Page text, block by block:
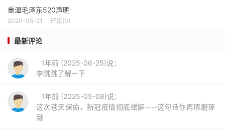
重温毛泽东520声明
2020-05-21 评论(0)
最新评论
1年前 (2025-06-25)说：
李跳跳了解一下
1年前 (2025-05-08)说：
这次苍天保佑，新冠疫情彻底缓解----这句话你再琢磨琢
磨